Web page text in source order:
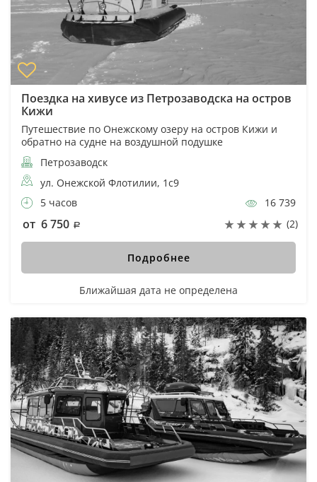
Поездка на хивусе из Петрозаводска на остров
Кижи
Путешествие по Онежскому озеру на остров Кижи и
обратно на судне на воздушной подушке
Петрозаводск
ул. Онежской Флотилии, 1с9
5 часов
16 739
от 6 750 (2)
Подробнее
Ближайшая дата не определена